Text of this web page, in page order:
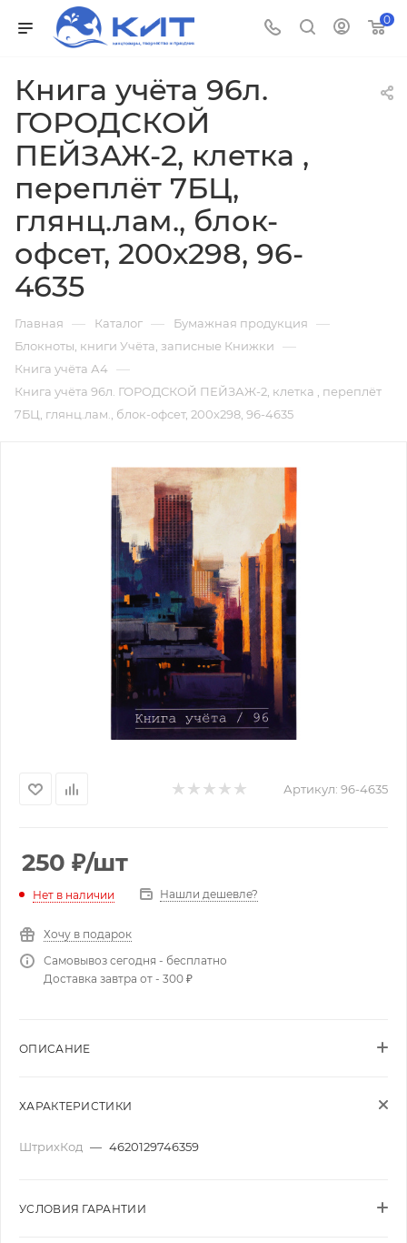
0
Книга учёта 96л.
ГОРОДСКОЙ
ПЕЙЗАЖ-2, клетка ,
переплёт 7БЦ,
глянц.лам., блок-
офсет, 200х298, 96-
4635
Главная — Каталог — Бумажная продукция —
Блокноты, книги Учёта, записные Книжки —
Книга учёта А4 —
Книга учёта 96л. ГОРОДСКОЙ ПЕЙЗАЖ-2, клетка , переплёт
7БЦ, глянц.лам., блок-офсет, 200х298, 96-4635
Артикул: 96-4635
250 ₽/шт
Нет в наличии Нашли дешевле?
Хочу в подарок
Самовывоз сегодня - бесплатно
Доставка завтра от - 300 ₽
ОПИСАНИЕ
ХАРАКТЕРИСТИКИ
ШтрихКод — 4620129746359
УСЛОВИЯ ГАРАНТИИ